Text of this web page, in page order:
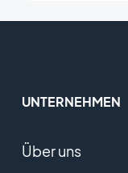
UNTERNEHMEN
Über uns